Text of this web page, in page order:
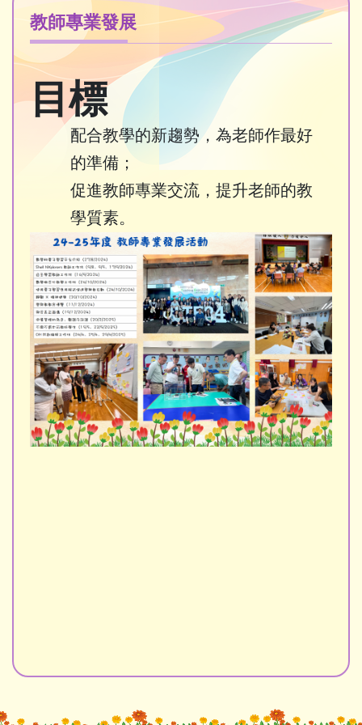
教師專業發展
目標
配合教學的新趨勢，為老師作最好
的準備；
促進教師專業交流，提升老師的教
學質素。